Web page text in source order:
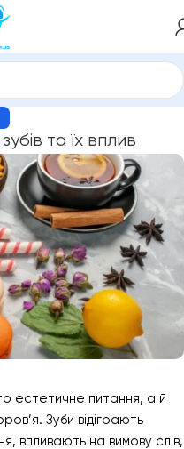
та їх вплив
естетичне питання, а й
Зуби відіграють
впливають на вимову слів,